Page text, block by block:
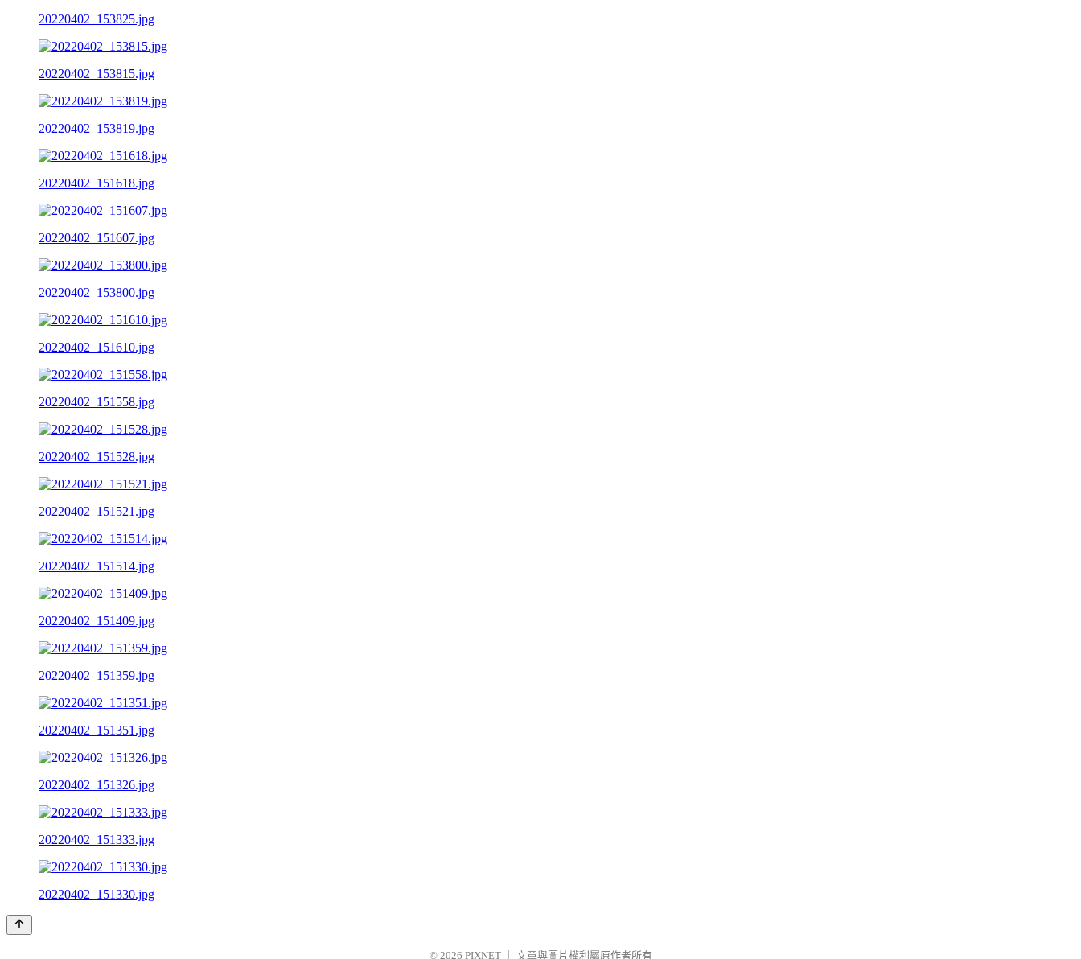
20220402_153825.jpg
20220402_153815.jpg
20220402_153819.jpg
20220402_151618.jpg
20220402_151607.jpg
20220402_153800.jpg
20220402_151610.jpg
20220402_151558.jpg
20220402_151528.jpg
20220402_151521.jpg
20220402_151514.jpg
20220402_151409.jpg
20220402_151359.jpg
20220402_151351.jpg
20220402_151326.jpg
20220402_151333.jpg
20220402_151330.jpg
© 2026 PIXNET 文章與圖片權利屬原作者所有